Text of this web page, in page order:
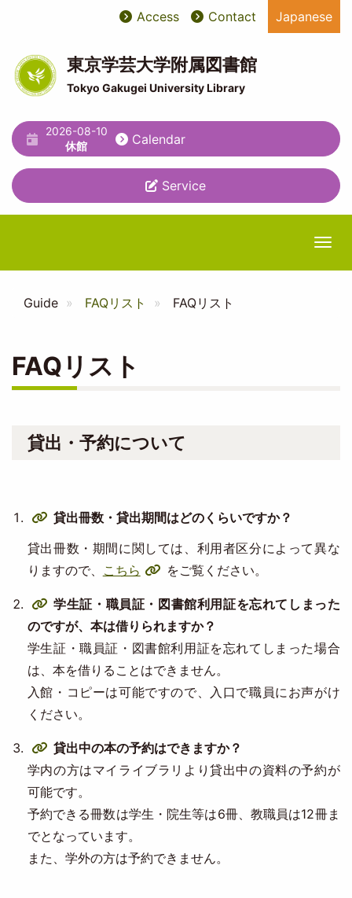
content
User
account
menu
ユ
ー
テ
ィ
リ
テ
ィ
メ
ュ
ー
Access Contact Japanese
東京学芸大学附属図書館
Tokyo Gakugei University Library
2026-08-10
休館
Calendar
Service
Guide FAQリスト FAQリスト
FAQリスト
貸出・予約について
貸出冊数・貸出期間はどのくらいですか？
貸出冊数・期間に関しては、利用者区分によって異な
りますので、
こちら をご覧ください。
学生証・職員証・図書館利用証を忘れてしまった
のですが、本は借りられますか？
学生証・職員証・図書館利用証を忘れてしまった場合
は、本を借りることはできません。
入館・コピーは可能ですので、入口で職員にお声がけ
ください。
貸出中の本の予約はできますか？
学内の方はマイライブラリより貸出中の資料の予約が
可能です。
予約できる冊数は学生・院生等は6冊、教職員は12冊ま
でとなっています。
また、学外の方は予約できません。